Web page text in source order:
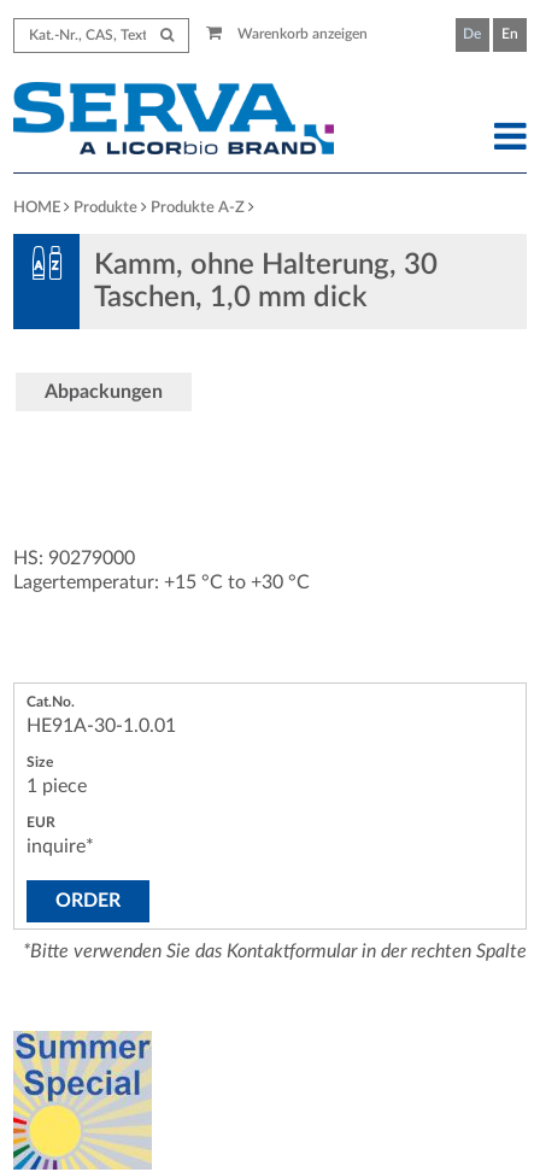
Warenkorb anzeigen De En
HOME Produkte Produkte A-Z
Kamm, ohne Halterung, 30
Taschen, 1,0 mm dick
Abpackungen
HS: 90279000
Lagertemperatur: +15 °C to +30 °C
HE91A-30-1.0.01
1 piece
inquire*
ORDER
*Bitte verwenden Sie das Kontaktformular in der rechten Spalte